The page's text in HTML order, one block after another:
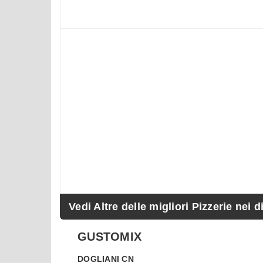
Vedi Altre delle migliori Pizzerie nei
GUSTOMIX
DOGLIANI CN